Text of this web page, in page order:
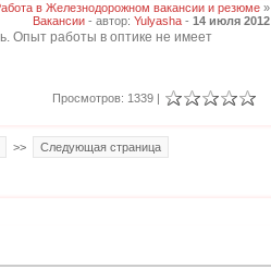
в Железнодорожном вакансии и резюме »
Вакансии - автор: Yulyasha - 14 июля 2012
Опыт работы в оптике не имеет
Просмотров: 1339 |
>>
Следующая страница